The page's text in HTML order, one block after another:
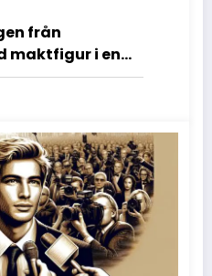
från
maktfigur i en